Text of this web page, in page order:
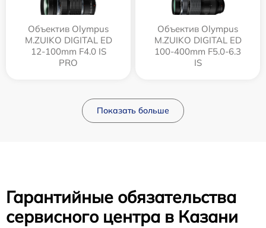
Объектив Olympus
M.ZUIKO DIGITAL ED
12‑100mm F4.0 IS
PRO
Объектив Olympus
M.ZUIKO DIGITAL ED
100-400mm F5.0-6.3
IS
Показать больше
Гарантийные обязательства
сервисного центра в Казани